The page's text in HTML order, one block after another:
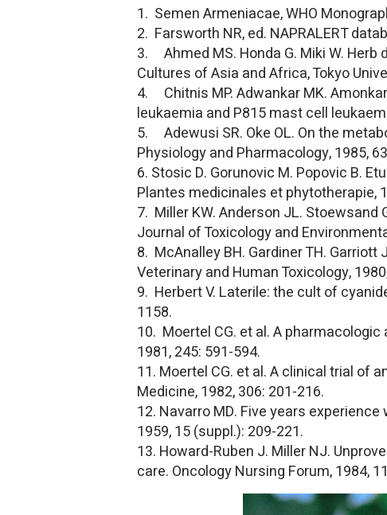
1. Semen Armeniacae, WHO
2. Farsworth NR, ed. NAPRALERT
3. Ahmed MS. Honda G. Miki W. Herb
Cultures of Asia and Africa, Tokyo
4. Chitnis MP. Adwankar MK.
leukaemia and P815 mast cell
5. Adewusi SR. Oke OL. On the
Physiology and Pharmacology, 1985,
6. Stosic D. Gorunovic M. Popovic B.
Plantes medicinales et phytotherapie,
7. Miller KW. Anderson JL.
Journal of Toxicology and
8. McAnalley BH. Gardiner TH.
Veterinary and Human Toxicology,
9. Herbert V. Laterile: the cult of
1158.
10. Moertel CG. et al. A
1981, 245: 591-594.
11. Moertel CG. et al. A clinical trial of
Medicine, 1982, 306: 201-216.
12. Navarro MD. Five years
1959, 15 (suppl.): 209-221.
13. Howard-Ruben J. Miller NJ.
care. Oncology Nursing Forum, 1984,